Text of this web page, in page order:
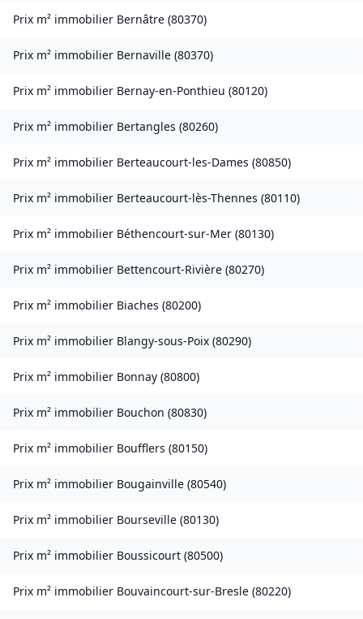
Prix m² immobilier Bernâtre (80370)
Prix m² immobilier Bernaville (80370)
Prix m² immobilier Bernay-en-Ponthieu (80120)
Prix m² immobilier Bertangles (80260)
Prix m² immobilier Berteaucourt-les-Dames (80850)
Prix m² immobilier Berteaucourt-lès-Thennes (80110)
Prix m² immobilier Béthencourt-sur-Mer (80130)
Prix m² immobilier Bettencourt-Rivière (80270)
Prix m² immobilier Biaches (80200)
Prix m² immobilier Blangy-sous-Poix (80290)
Prix m² immobilier Bonnay (80800)
Prix m² immobilier Bouchon (80830)
Prix m² immobilier Boufflers (80150)
Prix m² immobilier Bougainville (80540)
Prix m² immobilier Bourseville (80130)
Prix m² immobilier Boussicourt (80500)
Prix m² immobilier Bouvaincourt-sur-Bresle (80220)